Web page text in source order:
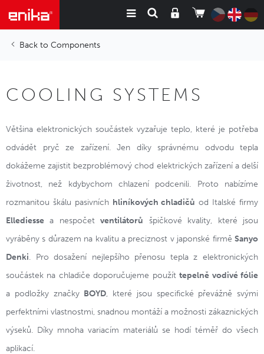
Components
COOLING SYSTEMS
Většina elektronických součástek vyzařuje teplo, které je potřeba
odvádět pryč ze zařízení. Jen díky správnému odvodu tepla
dokážeme zajistit bezproblémový chod elektrických zařízení a delší
životnost, než kdybychom chlazení podcenili. Proto nabízíme
rozmanitou škálu pasivních hliníkových chladičů od Italské firmy
Ellediesse a nespočetventilátorů špičkové kvality, které jsou
vyráběny s důrazem na kvalitu a preciznost v japonské firmě Sanyo
Denki. Pro dosažení nejlepšího přenosu tepla z elektronických
součástek na chladiče doporučujeme použíttepelně vodivé fólie
a podložky značky BOYD, které jsou specifické převážně svými
perfektními vlastnostmi, snadnou montáží a možnosti zákaznických
výseků. Díky mnoha variacím materiálů se hodí téměř do všech
aplikací.